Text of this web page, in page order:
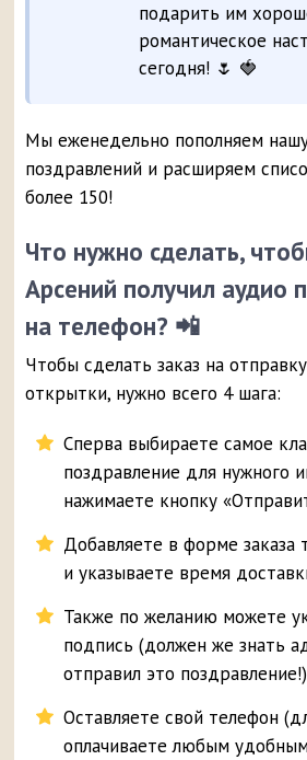
подарить им
романтическое
сегодня! 🌷 🍓
Мы еженедельно пополняем
поздравлений и расширяем
более 150!
Что нужно сделать,
Арсений получил аудио
на телефон? 📲
Чтобы сделать заказ на
открытки, нужно всего 4 шага:
Сперва выбираете самое
поздравление для нужного
нажимаете кнопку
Добавляете в форме заказа
и указываете время
Также по желанию можете
подпись (должен же знать
отправил это
Оставляете свой телефон
оплачиваете любым